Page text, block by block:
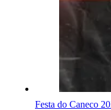
Festa do Caneco